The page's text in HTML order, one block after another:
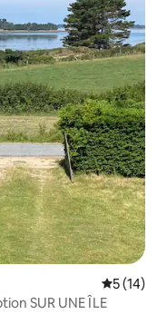
5 (14)
SUR UNE ÎLE